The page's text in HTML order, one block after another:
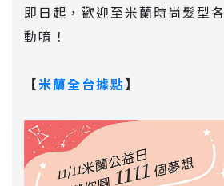
即日起，歡迎至米蘭時尚髮型
動唷！
【米蘭全台據點】